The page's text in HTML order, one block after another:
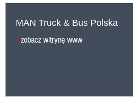
MAN Truck & Bus Polska
zobacz witrynę www